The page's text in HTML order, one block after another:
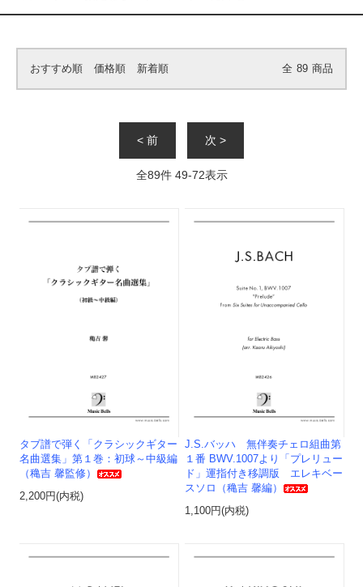
おすすめ順 価格順 新着順 全 89 商品
< 前 次 >
全89件 49-72表示
タブ譜で弾く「クラシックギター
名曲選集」第１巻：初球～中級編
（穐吉 馨監修）
2,200円(内税)
J.S.バッハ 無伴奏チェロ組曲第
１番 BWV.1007より「プレリュー
ド」運指付き移調版 エレキベー
スソロ（穐吉 馨編）
1,100円(内税)